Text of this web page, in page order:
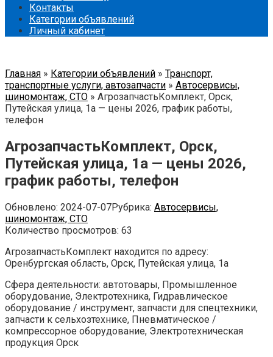
Контакты
Категории объявлений
Личный кабинет
Главная » Категории объявлений » Транспорт,
транспортные услуги, автозапчасти » Автосервисы,
шиномонтаж, СТО » АгрозапчастьКомплект, Орск,
Путейская улица, 1а — цены 2026, график работы,
телефон
АгрозапчастьКомплект, Орск,
Путейская улица, 1а — цены 2026,
график работы, телефон
Обновлено: 2024-07-07Рубрика: Автосервисы,
шиномонтаж, СТО
Количество просмотров: 63
АгрозапчастьКомплект находится по адресу:
Оренбургская область, Орск, Путейская улица, 1а
Сфера деятельности: автотовары, Промышленное
оборудование, Электротехника, Гидравлическое
оборудование / инструмент, запчасти для спецтехники,
запчасти к сельхозтехнике, Пневматическое /
компрессорное оборудование, Электротехническая
продукция Орск